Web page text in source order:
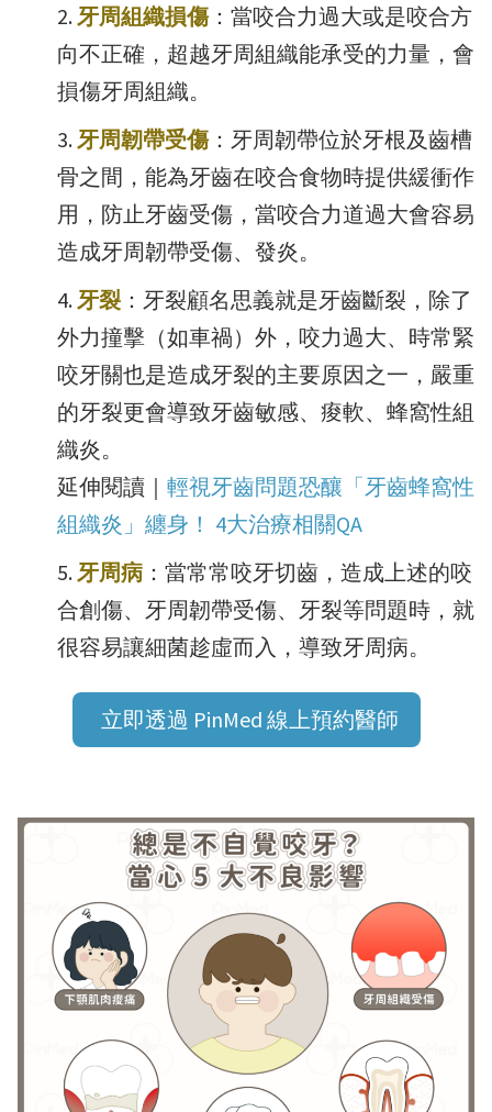
牙周組織損傷：當咬合力過大或是咬合方
向不正確，超越牙周組織能承受的力量，會
損傷牙周組織。
牙周韌帶受傷：牙周韌帶位於牙根及齒槽
骨之間，能為牙齒在咬合食物時提供緩衝作
用，防止牙齒受傷，當咬合力道過大會容易
造成牙周韌帶受傷、發炎。
牙裂 ：牙裂顧名思義就是牙齒斷裂，除了
外力撞擊（如車禍）外，咬力過大、時常緊
咬牙關也是造成牙裂的主要原因之一，嚴重
的牙裂更會導致牙齒敏感、痠軟、蜂窩性組
織炎。
延伸閱讀｜ 輕視牙齒問題恐釀「牙齒蜂窩性
組織炎」纏身！ 4大治療相關QA
牙周病 ：當常常咬牙切齒，造成上述的咬
合創傷、牙周韌帶受傷、牙裂等問題時，就
很容易讓細菌趁虛而入，導致牙周病。
立即透過 PinMed 線上預約醫師